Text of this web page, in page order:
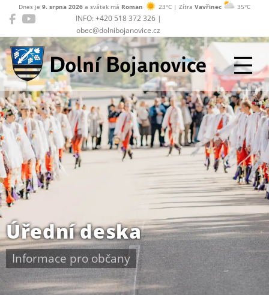
INFO: +420 518 372 326 |
obec@dolnibojanovice.cz
Dnes je 9. srpna 2026 a svátek má Roman 23°C | Zítra Vavřinec 35°C
Dolní Bojanovice
Úřední deska
Informace pro občany